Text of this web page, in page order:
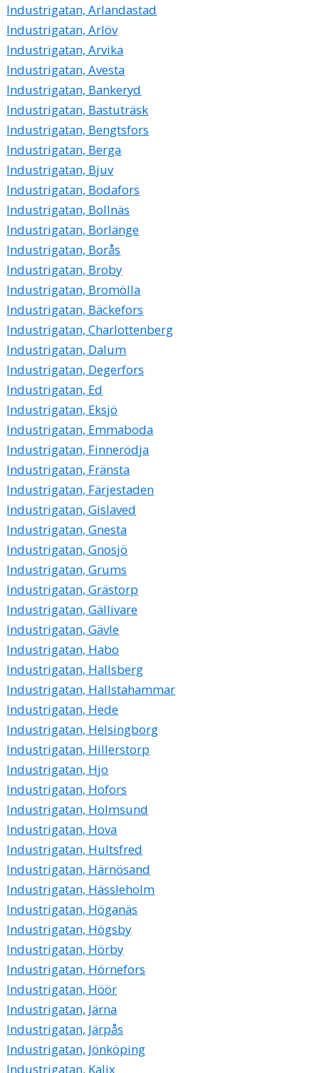
Industrigatan, Arlandastad
Industrigatan, Arlöv
Industrigatan, Arvika
Industrigatan, Avesta
Industrigatan, Bankeryd
Industrigatan, Bastuträsk
Industrigatan, Bengtsfors
Industrigatan, Berga
Industrigatan, Bjuv
Industrigatan, Bodafors
Industrigatan, Bollnäs
Industrigatan, Borlänge
Industrigatan, Borås
Industrigatan, Broby
Industrigatan, Bromölla
Industrigatan, Bäckefors
Industrigatan, Charlottenberg
Industrigatan, Dalum
Industrigatan, Degerfors
Industrigatan, Ed
Industrigatan, Eksjö
Industrigatan, Emmaboda
Industrigatan, Finnerödja
Industrigatan, Fränsta
Industrigatan, Färjestaden
Industrigatan, Gislaved
Industrigatan, Gnesta
Industrigatan, Gnosjö
Industrigatan, Grums
Industrigatan, Grästorp
Industrigatan, Gällivare
Industrigatan, Gävle
Industrigatan, Habo
Industrigatan, Hallsberg
Industrigatan, Hallstahammar
Industrigatan, Hede
Industrigatan, Helsingborg
Industrigatan, Hillerstorp
Industrigatan, Hjo
Industrigatan, Hofors
Industrigatan, Holmsund
Industrigatan, Hova
Industrigatan, Hultsfred
Industrigatan, Härnösand
Industrigatan, Hässleholm
Industrigatan, Höganäs
Industrigatan, Högsby
Industrigatan, Hörby
Industrigatan, Hörnefors
Industrigatan, Höör
Industrigatan, Järna
Industrigatan, Järpås
Industrigatan, Jönköping
Industrigatan, Kalix